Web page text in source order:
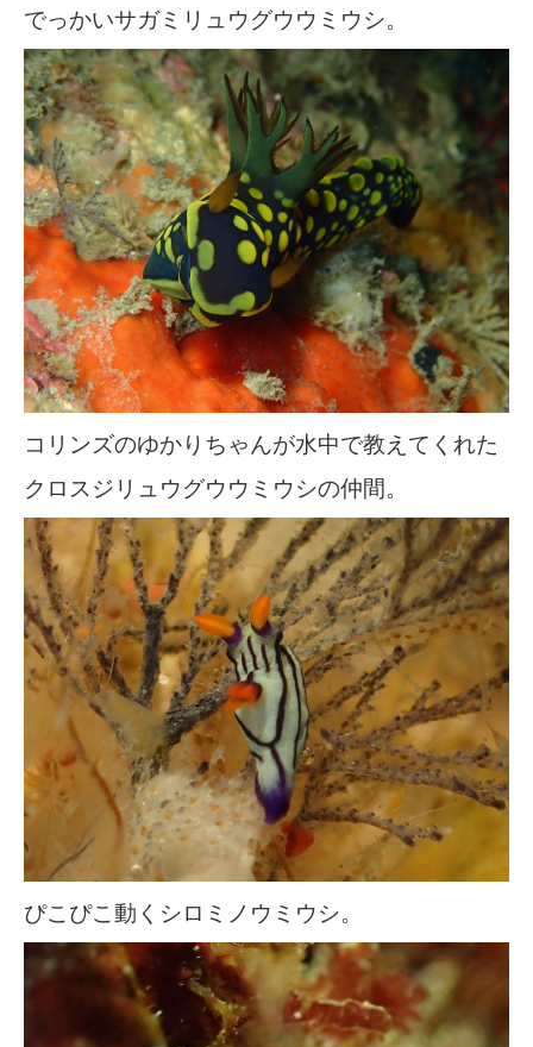
でっかいサガミリュウグウウミウシ。
コリンズのゆかりちゃんが水中で教えてくれた
クロスジリュウグウウミウシの仲間。
ぴこぴこ動くシロミノウミウシ。